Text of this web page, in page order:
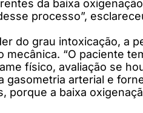
da baixa
processo”,
do grau intoxicação, a
mecânica. “O paciente
físico, avaliação se
gasometria arterial e
a baixa